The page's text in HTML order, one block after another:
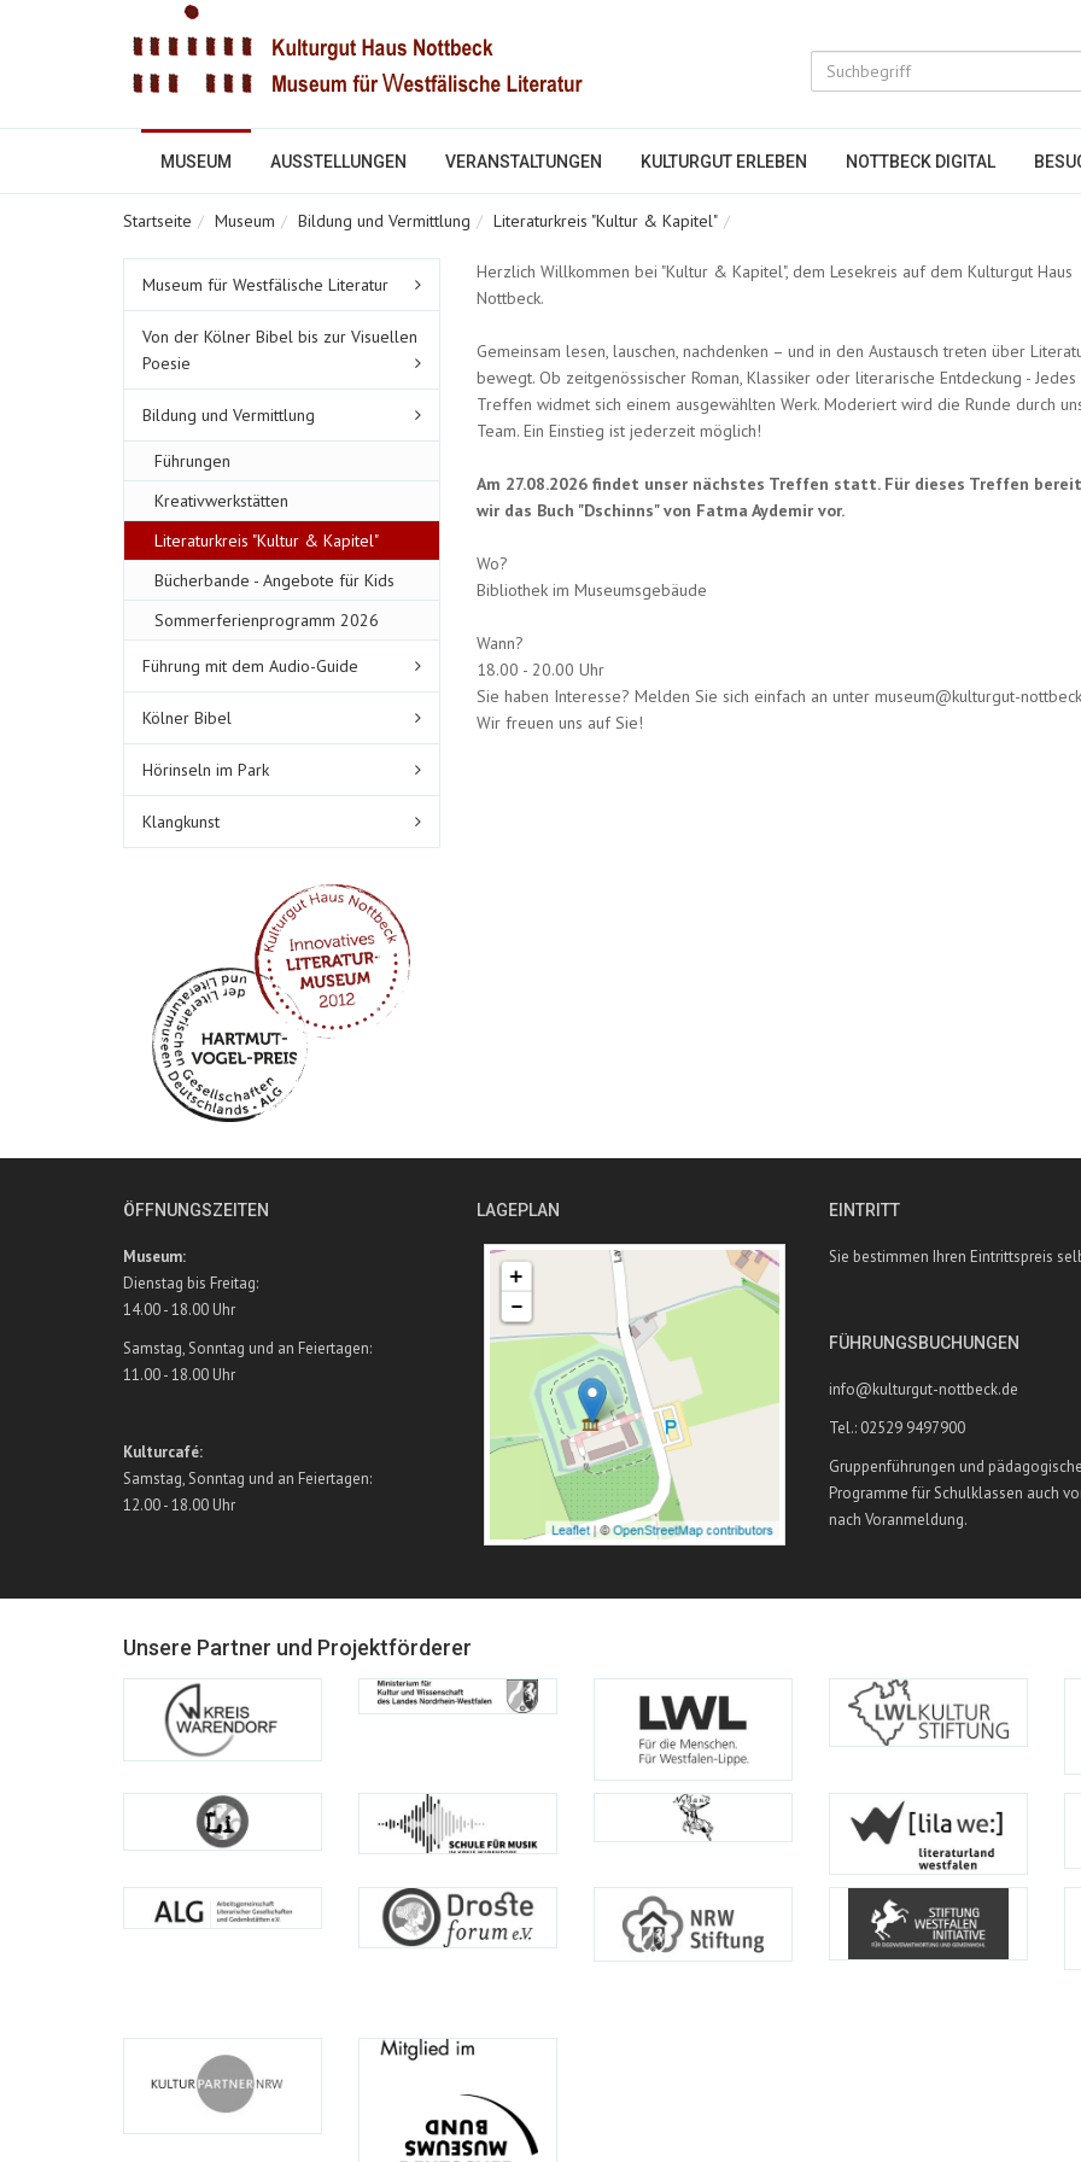
MUSEUM AUSSTELLUNGEN VERANSTALTUNGEN KULTURGUT ERLEBEN NOTTBECK DIGITAL
Startseite Museum Bildung und Vermittlung Literaturkreis "Kultur & Kapitel"
Bereich
Museum für Westfälische Literatur
Von der Kölner Bibel bis zur Visuellen
Poesie
Bildung und Vermittlung
Führungen
Kreativwerkstätten
Literaturkreis "Kultur & Kapitel"
Bücherbande - Angebote für Kids
Sommerferienprogramm 2026
Führung mit dem Audio-Guide
Kölner Bibel
Hörinseln im Park
Klangkunst
Herzlich Willkommen bei "Kultur & Kapitel", dem Lesekreis auf dem Kulturgut Haus
Nottbeck.
Gemeinsam lesen, lauschen, nachdenken – und in den Austausch treten über
bewegt. Ob zeitgenössischer Roman, Klassiker oder literarische Entdeckung - Jedes
Treffen widmet sich einem ausgewählten Werk. Moderiert wird die Runde durch
Team. Ein Einstieg ist jederzeit möglich!
Am 27.08.2026 findet unser nächstes Treffen statt. Für dieses Treffen
wir das Buch "Dschinns" von Fatma Aydemir vor.
Wo?
Bibliothek im Museumsgebäude
Wann?
18.00 - 20.00 Uhr
Sie haben Interesse? Melden Sie sich einfach an unter museum@kulturgut-
Wir freuen uns auf Sie!
ÖFFNUNGSZEITEN
Museum:
Dienstag bis Freitag:
14.00 - 18.00 Uhr
Samstag, Sonntag und an Feiertagen:
11.00 - 18.00 Uhr
Kulturcafé:
Samstag, Sonntag und an Feiertagen:
12.00 - 18.00 Uhr
LAGEPLAN EINTRITT
Sie bestimmen Ihren Eintrittspreis
FÜHRUNGSBUCHUNGEN
info@kulturgut-nottbeck.de
Tel.: 02529 9497900
Gruppenführungen und
Programme für Schulklassen auch
nach Voranmeldung.
Unsere Partner und Projektförderer